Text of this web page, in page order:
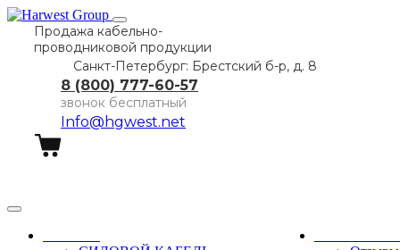
Продажа кабельно-
проводниковой продукции
Санкт-Петербург: Брестский б-р, д. 8
8 (800) 777-60-57
звонок бесплатный
Info@hgwest.net